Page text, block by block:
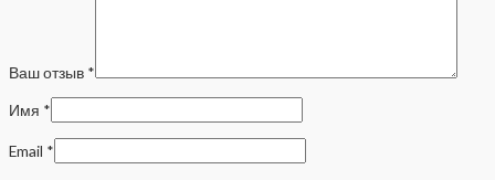
Ваш отзыв *
Имя *
Email *